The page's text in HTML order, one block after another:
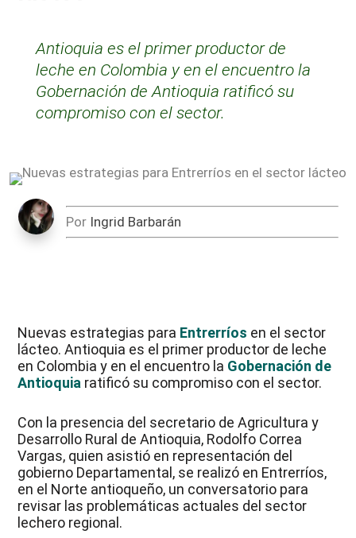
Antioquia es el primer productor de
leche en Colombia y en el encuentro la
Gobernación de Antioquia ratificó su
compromiso con el sector.
Por Ingrid Barbarán
Nuevas estrategias para Entrerríos en el sector
lácteo. Antioquia es el primer productor de leche
en Colombia y en el encuentro la Gobernación de
Antioquia ratificó su compromiso con el sector.
Con la presencia del secretario de Agricultura y
Desarrollo Rural de Antioquia, Rodolfo Correa
Vargas, quien asistió en representación del
gobierno Departamental, se realizó en Entrerríos,
en el Norte antioqueño, un conversatorio para
revisar las problemáticas actuales del sector
lechero regional.